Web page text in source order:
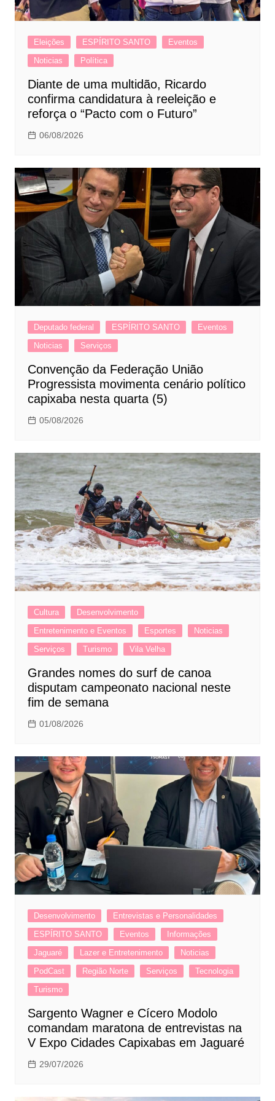
Eleições ESPÍRITO SANTO
Eventos
Noticias
Política
Diante de uma multidão, Ricardo
confirma candidatura à reeleição e
reforça o “Pacto com o Futuro”
06/08/2026
Deputado federal ESPÍRITO SANTO
Eventos
Noticias
Serviços
Convenção da Federação União
Progressista movimenta cenário político
capixaba nesta quarta (5)
05/08/2026
Cultura
Desenvolvimento
Entretenimento e Eventos
Esportes
Noticias
Serviços
Turismo Vila Velha
Grandes nomes do surf de canoa
disputam campeonato nacional neste
fim de semana
01/08/2026
Desenvolvimento
Entrevistas e Personalidades
ESPÍRITO SANTO
Eventos
Informações
Jaguaré
Lazer e Entretenimento
Noticias
PodCast
Região Norte Serviços
Tecnologia
Turismo
Sargento Wagner e Cícero Modolo
comandam maratona de entrevistas na
V Expo Cidades Capixabas em Jaguaré
29/07/2026